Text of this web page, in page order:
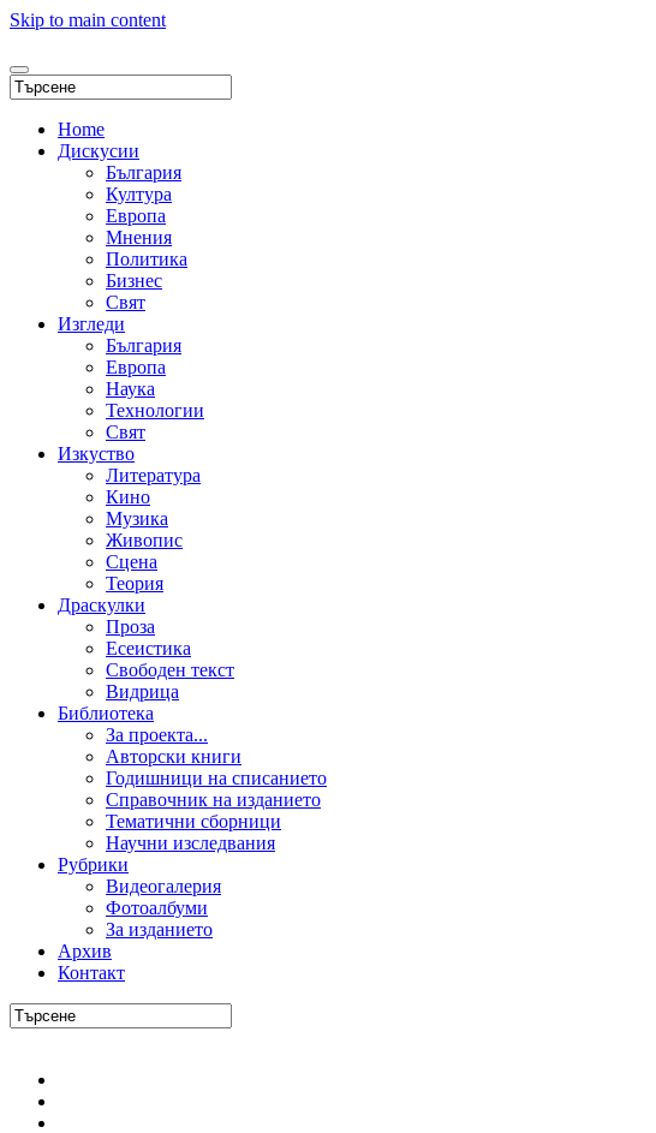
Skip to main content
Home
Дискусии
България
Култура
Европа
Мнения
Политика
Бизнес
Свят
Изгледи
България
Европа
Наука
Технологии
Свят
Изкуство
Литература
Кино
Музика
Живопис
Сцена
Теория
Драскулки
Проза
Есеистика
Свободен текст
Видрица
Библиотека
За проекта...
Авторски книги
Годишници на списанието
Справочник на изданието
Тематични сборници
Научни изследвания
Рубрики
Видеогалерия
Фотоалбуми
За изданието
Архив
Контакт